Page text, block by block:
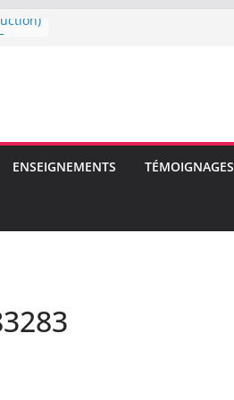
ENSEIGNEMENTS TÉMOIGNAGES